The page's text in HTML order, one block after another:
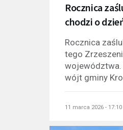
Rocznica
chodzi o
Rocznica
tego
województwa.
wójt gminy
11 marca 2026 - 17:10